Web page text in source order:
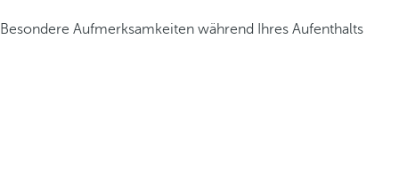
Besondere Aufmerksamkeiten während Ihres Aufenthalts